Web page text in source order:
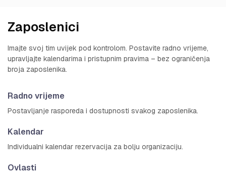
Zaposlenici
Imajte svoj tim uvijek pod kontrolom. Postavite radno vrijeme,
upravljajte kalendarima i pristupnim pravima – bez ograničenja
broja zaposlenika.
Radno vrijeme
Postavljanje rasporeda i dostupnosti svakog zaposlenika.
Kalendar
Individualni kalendar rezervacija za bolju organizaciju.
Ovlasti